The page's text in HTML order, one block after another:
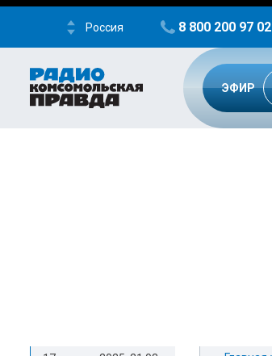
Россия 8 800 200 97 02
ЭФИР